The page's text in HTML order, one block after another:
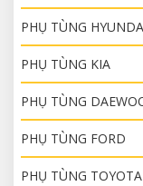
PHỤ TÙNG
PHỤ TÙNG KIA
PHỤ TÙNG
PHỤ TÙNG FORD
PHỤ TÙNG TOYOTA